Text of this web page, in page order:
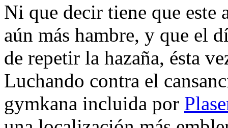
Ni que decir tiene que
aún más hambre, y que el
de repetir la hazaña, ésta
Luchando contra el
gymkana incluida por